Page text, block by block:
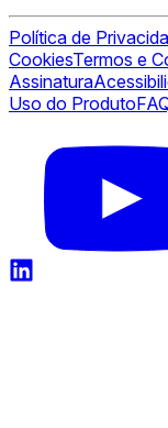
Política de
CookiesTermos e
Assinatura
Uso do Produto